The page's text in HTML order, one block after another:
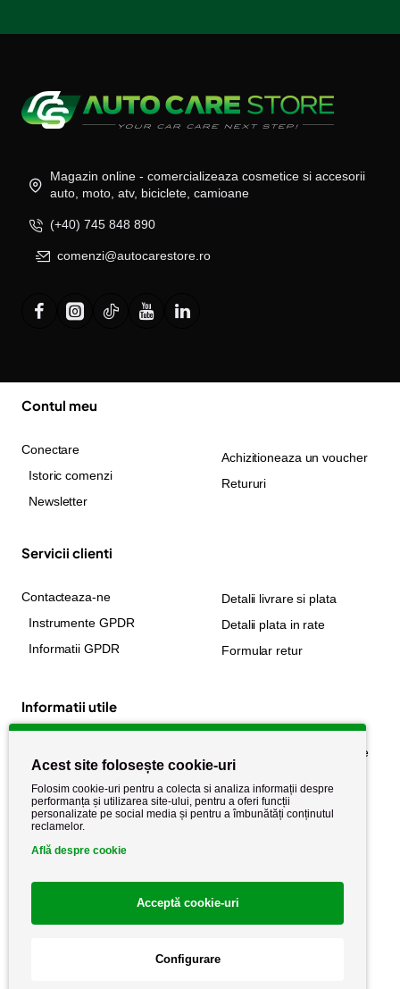
Magazin online - comercializeaza cosmetice si accesorii
auto, moto, atv, biciclete, camioane
(+40) 745 848 890
comenzi@autocarestore.ro
Contul meu
Conectare
Istoric comenzi
Newsletter
Achizitioneaza un voucher
Retururi
Servicii clienti
Contacteaza-ne
Instrumente GPDR
Informatii GPDR
Detalii livrare si plata
Detalii plata in rate
Formular retur
Informatii utile
Politica de cookie
Politica de confidențialitate
Termeni si conditii
Acest site folosește cookie-uri
Folosim cookie-uri pentru a colecta si analiza informații despre
performanța și utilizarea site-ului, pentru a oferi funcții
personalizate pe social media și pentru a îmbunătăți conținutul
reclamelor.
Află despre cookie
Acceptă cookie-uri
Configurare